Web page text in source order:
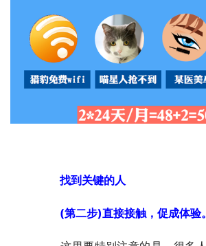
找到关键的人
(第二步)直接接触，促成体验。